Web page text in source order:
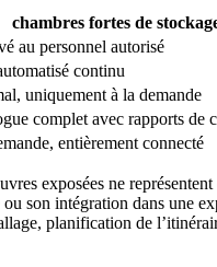
chambres fortes de
au personnel autorisé
continu
uniquement à la demande
complet avec rapports de
entièrement connecté
exposées ne
son intégration dans une
planification de